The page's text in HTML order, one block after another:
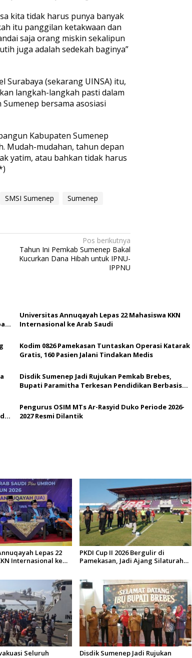
kita tidak harus punya banyak
itu panggilan ketakwaan dan
saja orang miskin sekalipun
juga adalah sedekah baginya”
Surabaya (sekarang UINSA) itu,
langkah-langkah pasti dalam
bersama asosiasi
Kabupaten Sumenep
Mudah-mudahan, tahun depan
yatim, atau bahkan tidak harus
SMSI Sumenep
Sumenep
Pos berikutnya
Tahun Ini Pemkab Sumenep Bakal
Kucurkan Dana Hibah untuk IPNU-
IPPNU
Universitas Annuqayah Lepas 22 Mahasiswa KKN
Internasional ke Arab Saudi
Kodim 0826 Pamekasan Tuntaskan Operasi Katarak
Gratis, 160 Pasien Jalani Tindakan Medis
Disdik Sumenep Jadi Rujukan Pemkab Brebes,
Bupati Paramitha Terkesan Pendidikan Berbasis
Pengurus OSIM MTs Ar-Rasyid Duko Periode 2026-
2027 Resmi Dilantik
Lepas 22
Internasional ke
PKDI Cup II 2026 Bergulir di
Pamekasan, Jadi Ajang Silaturahmi
Seluruh
Disdik Sumenep Jadi Rujukan